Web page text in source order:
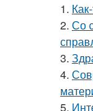
1.
2. Со
3.
4.
5.